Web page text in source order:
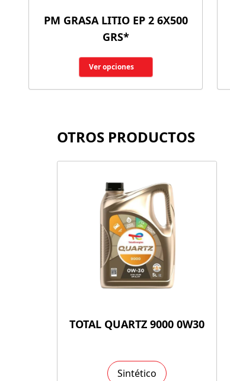
PM GRASA LITIO EP 2 6X500
GRS*
Ver opciones
OTROS PRODUCTOS
TOTAL QUARTZ 9000 0W30
Sintético